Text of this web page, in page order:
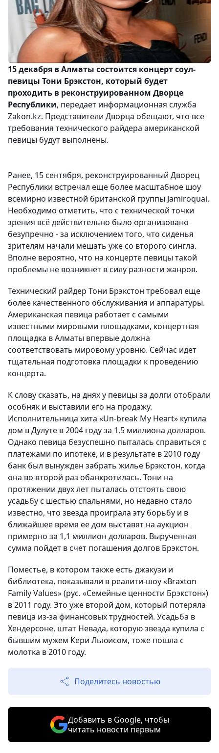
15 декабря в Алматы состоится концерт соул-
певицы Тони Брэкстон, который будет
проходить в реконструированном Дворце
Республики, передает информационная служба
Zakon.kz. Представители Дворца обещают, что все
требования технического райдера американской
певицы будут выполнены.
Ранее, 15 сентября, реконструированный Дворец
Республики встречал еще более масштабное шоу
всемирно известной британской группы Jamiroquai.
Необходимо отметить, что с технической точки
зрения всё действительно было организовано
безупречно - за исключением того, что сиденья
зрителям начали мешать уже со второго сингла.
Вполне вероятно, что на концерте певицы такой
проблемы не возникнет в силу разности жанров.
Технический райдер Тони Брэкстон требовал еще
более качественного обслуживания и аппаратуры.
Американская певица работает с самыми
известными мировыми площадками, концертная
площадка в Алматы впервые должна
соответствовать мировому уровню. Сейчас идет
тщательная подготовка площадки к проведению
концерта.
К слову сказать, на днях у певицы за долги отобрали
особняк и выставили его на продажу.
Исполнительница хита «Un-break My Heart» купила
дом в Дулуте в 2004 году за 1,5 миллиона долларов.
Однако певица безуспешно пыталась справиться с
платежами по ипотеке, и в результате в 2010 году
банк был вынужден забрать жилье Брэкстон, когда
она во второй раз обанкротилась. Тони на
протяжении двух лет пыталась отстоять свою
усадьбу с шестью спальнями, но недавно стало
известно, что звезда проиграла эту борьбу и в
ближайшее время ее дом выставят на аукцион
примерно за 1,1 миллион долларов. Вырученная
сумма пойдет в счет погашения долгов Брэкстон.
Поместье, в котором также есть джакузи и
библиотека, показывали в реалити-шоу «Braxton
Family Values» (рус. «Семейные ценности Брэкстон»)
в 2011 году. Это уже второй дом, который потеряла
певица из-за финансовых трудностей. Усадьба в
Хендерсоне, штат Невада, которую звезда купила с
бывшим мужем Кери Льюисом, тоже пошла с
молотка в 2010 году.
Поделитесь новостью
Добавить в Google, чтобы
читать новости первым